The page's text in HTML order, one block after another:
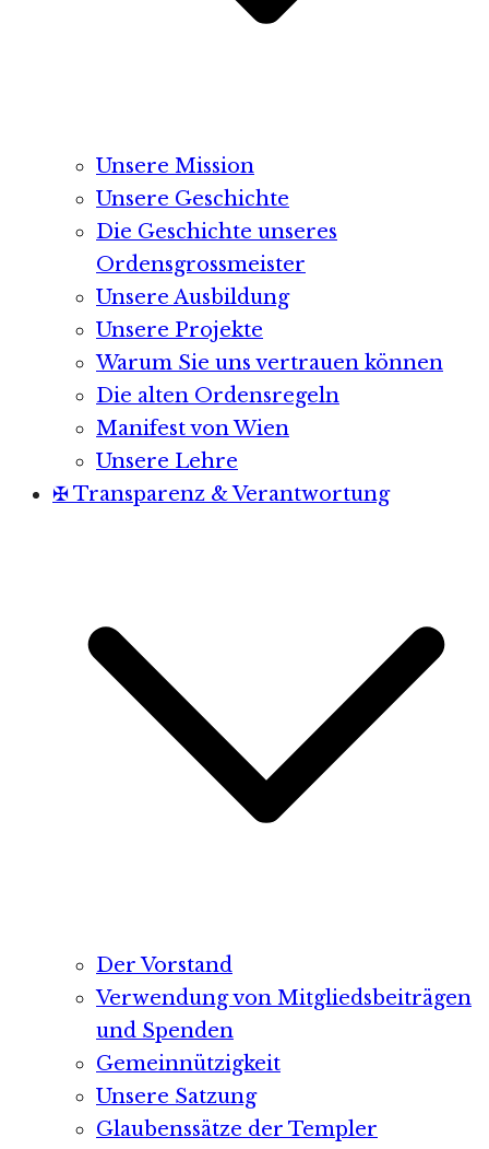
Unsere Mission
Unsere Geschichte
Die Geschichte unseres
Ordensgrossmeister
Unsere Ausbildung
Unsere Projekte
Warum Sie uns vertrauen können
Die alten Ordensregeln
Manifest von Wien
Unsere Lehre
✠ Transparenz & Verantwortung
Der Vorstand
Verwendung von Mitgliedsbeiträgen
und Spenden
Gemeinnützigkeit
Unsere Satzung
Glaubenssätze der Templer